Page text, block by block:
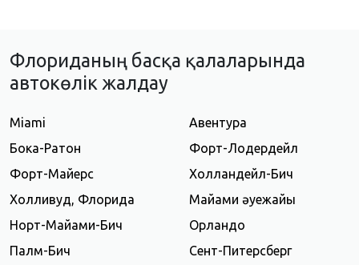
Флориданың басқа қалаларында
автокөлік жалдау
Miami
Авентура
Бока-Ратон
Форт-Лодердейл
Форт-Майерс
Холландейл-Бич
Холливуд, Флорида
Майами әуежайы
Норт-Майами-Бич
Орландо
Палм-Бич
Сент-Питерсберг